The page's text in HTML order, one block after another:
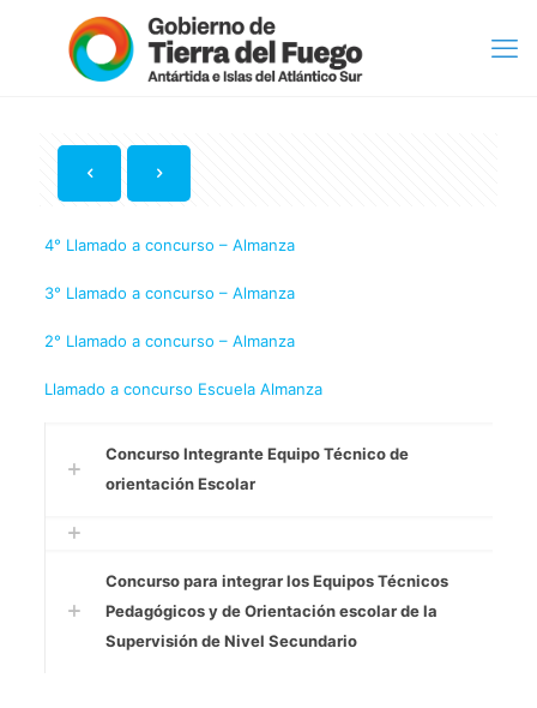
4° Llamado a concurso – Almanza
3° Llamado a concurso – Almanza
2° Llamado a concurso – Almanza
Llamado a concurso Escuela Almanza
Concurso Integrante Equipo Técnico de
orientación Escolar
Concurso para integrar los Equipos Técnicos
Pedagógicos y de Orientación escolar de la
Supervisión de Nivel Secundario